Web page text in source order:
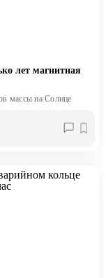
лет магнитная
массы на Солнце